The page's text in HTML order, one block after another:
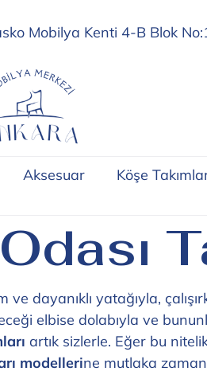
Mobilya Kenti 4-B Blok
Aksesuar Köşe
dayanıklı yatağıyla,
elbise dolabıyla ve
artık sizlerle. Eğer bu
modellerine mutlaka zaman